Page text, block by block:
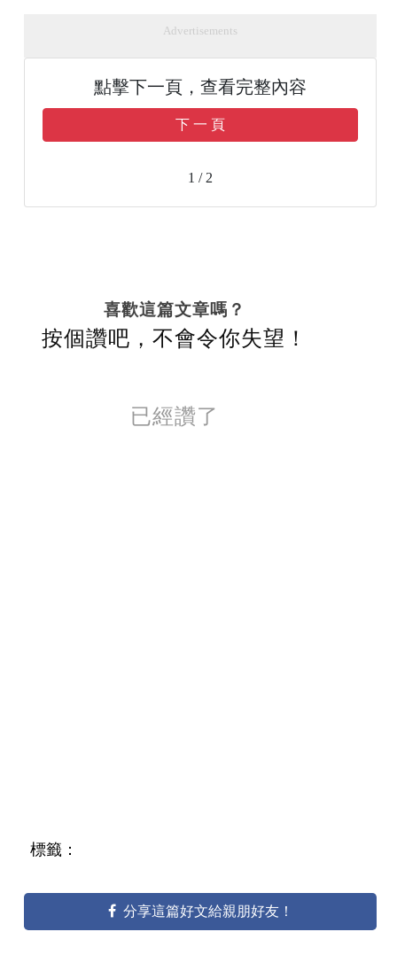
Advertisements
點擊下一頁，查看完整內容
下 一 頁
1 / 2
喜歡這篇文章嗎？
按個讚吧，不會令你失望！
已經讚了
標籤：
分享這篇好文給親朋好友！